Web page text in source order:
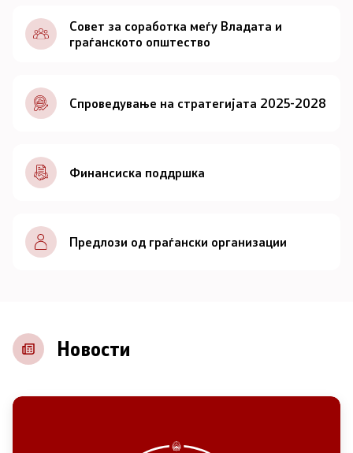
Документи
Совет
За советот
Документи
Записници и дневни редови од седниците на
Советот
Контакт
Совет за соработка меѓу Владата и
граѓанското општество
Спроведување на стратегијата 2025-2028
Финансиска поддршка
Предлози од граѓански организации
Новости